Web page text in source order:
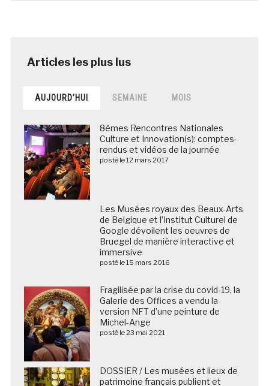
AUJOURD’HUI SEMAINE MOIS
8èmes Rencontres Nationales
Culture et Innovation(s): comptes-
rendus et vidéos de la journée
posté le 12 mars 2017
Les Musées royaux des Beaux-Arts de Belgique et
l’Institut Culturel de Google dévoilent les oeuvres de
Bruegel de manière interactive et immersive
Fragilisée par la crise du covid-19, la
Galerie des Offices a vendu la
Michel-Ange
posté le 23 mai 2021
DOSSIER / Les musées et lieux de
2025 (20/02/2026)
posté le 20 février 2026